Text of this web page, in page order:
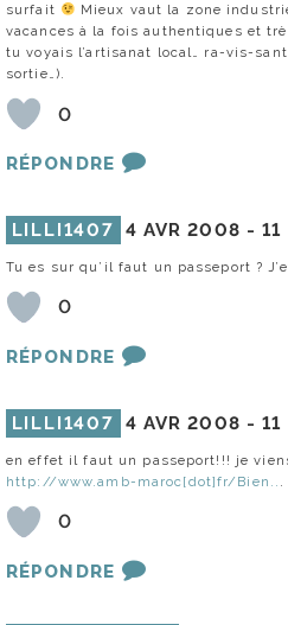
surfait
Mieux vaut la zone
vacances à la fois authentiques et
tu voyais l’artisanat local… ra-vis-
sortie…).
0
RÉPONDRE
LILLI1407 4 AVR 2008 -11
Tu es sur qu’il faut un passeport ?
0
RÉPONDRE
LILLI1407 4 AVR 2008 -11
en effet il faut un passeport!!! je
http://www.amb-maroc[dot]fr/Bien.. .
0
RÉPONDRE